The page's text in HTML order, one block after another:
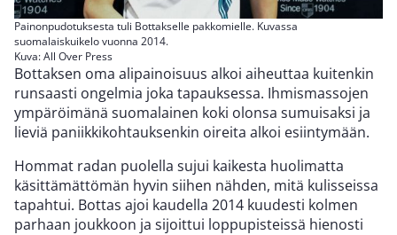
Painonpudotuksesta tuli Bottakselle pakkomielle. Kuvassa
suomalaiskuikelo vuonna 2014.
Kuva: All Over Press
Bottaksen oma alipainoisuus alkoi aiheuttaa kuitenkin
runsaasti ongelmia joka tapauksessa. Ihmismassojen
ympäröimänä suomalainen koki olonsa sumuisaksi ja
lieviä paniikkikohtauksenkin oireita alkoi esiintymään.
Hommat radan puolella sujui kaikesta huolimatta
käsittämättömän hyvin siihen nähden, mitä kulisseissa
tapahtui. Bottas ajoi kaudella 2014 kuudesti kolmen
parhaan joukkoon ja sijoittui loppupisteissä hienosti